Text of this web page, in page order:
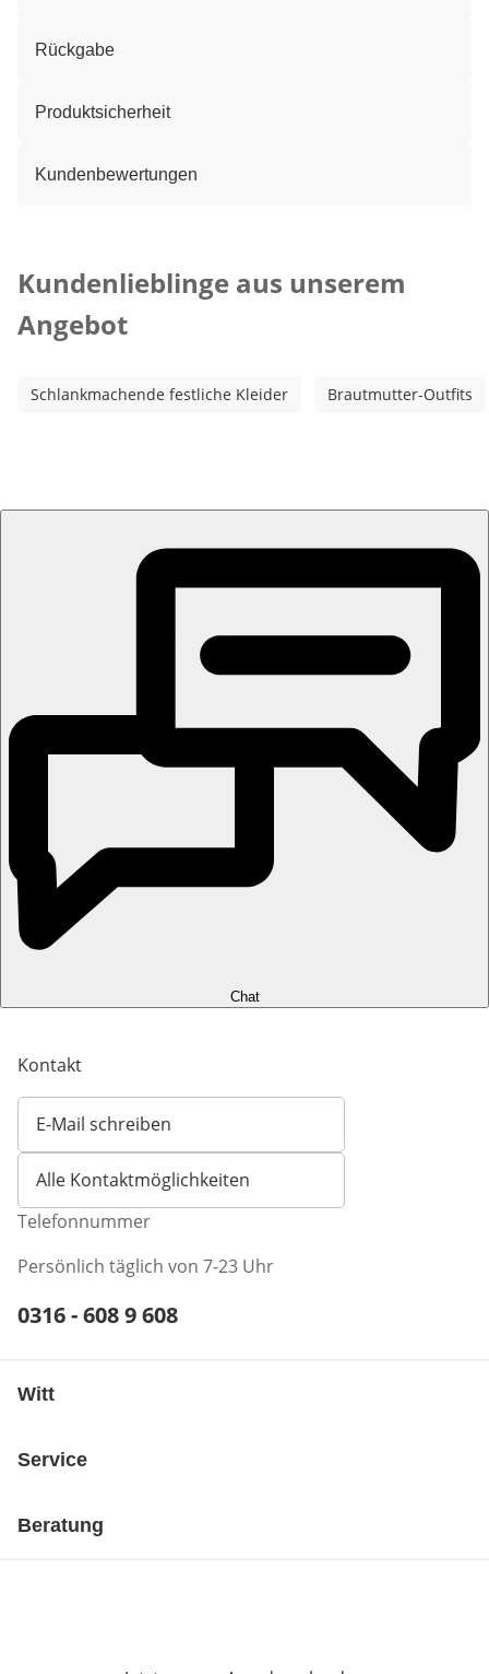
Rückgabe
Produktsicherheit
Kundenbewertungen
Kundenlieblinge aus unserem
Angebot
Schlankmachende festliche Kleider Brautmutter-Outfits
Chat
Kontakt
E-Mail schreiben
Öffnet E-Mail-Client
Alle Kontaktmöglichkeiten
Telefonnummer
Persönlich täglich von 7-23 Uhr
Telefonnummer:
0316 - 608 9 608
Witt
Service
Beratung